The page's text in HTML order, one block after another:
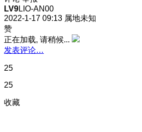
LV9LIO-AN00
2022-1-17 09:13 属地未知
赞
正在加载, 请稍候...
发表评论…
25
25
收藏